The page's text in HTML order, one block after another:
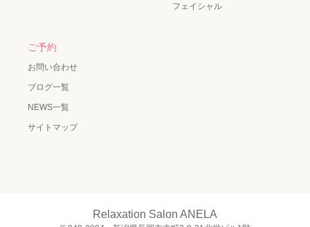
フェイシャル
ご予約
お問い合わせ
ブログ一覧
NEWS一覧
サイトマップ
Relaxation Salon ANELA